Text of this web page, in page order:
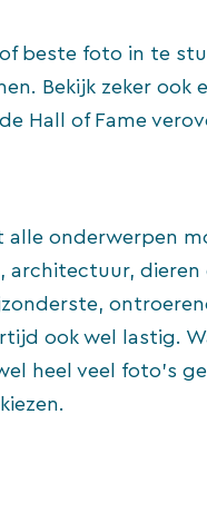
beste foto in te
Bekijk zeker ook
Hall of Fame
alle onderwerpen
architectuur, dieren
ook wel lastig.
heel veel foto’s